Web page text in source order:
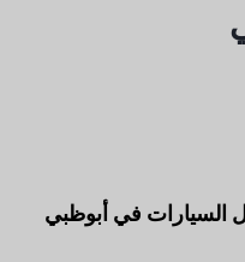
السيارات في أبوظبي